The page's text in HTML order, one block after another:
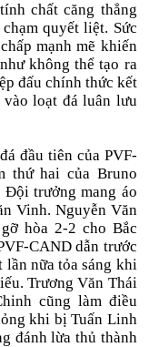
chất căng thẳng
quyết liệt. Sức
mạnh mẽ khiến
không thể tạo ra
đấu chính thức kết
loạt đá luân lưu
đầu tiên của PVF-
thứ hai của Bruno
Đội trưởng mang áo
Vinh. Nguyễn Văn
hòa 2-2 cho Bắc
CAND dẫn trước
lần nữa tỏa sáng khi
Trương Văn Thái
cũng làm điều
khi bị Tuấn Linh
đánh lừa thủ thành